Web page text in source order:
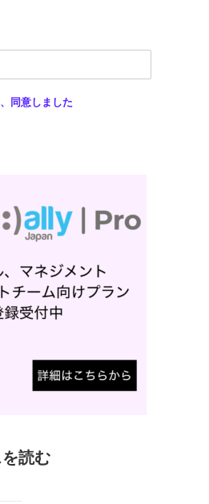
同意しました
読む